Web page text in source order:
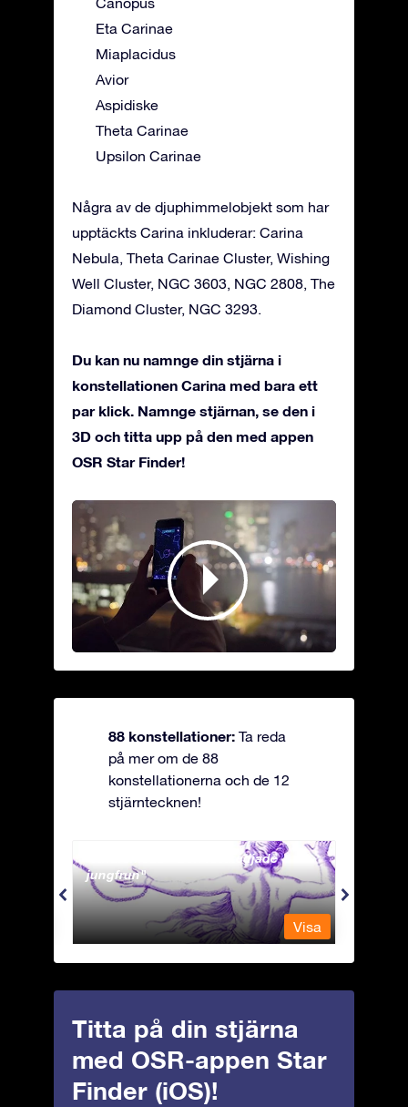
Eta Carinae
Miaplacidus
Avior
Aspidiske
Theta Carinae
Upsilon Carinae
Några av de djuphimmelobjekt som har
upptäckts Carina inkluderar: Carina
Nebula, Theta Carinae Cluster, Wishing
Well Cluster, NGC 3603, NGC 2808, The
Diamond Cluster, NGC 3293.
Du kan nu namnge din stjärna i
konstellationen Carina med bara ett
par klick. Namnge stjärnan, se den i
3D och titta upp på den med appen
OSR Star Finder!
88 konstellationer: Ta reda
på mer om de 88
konstellationerna och de 12
stjärntecknen!
Andromeda - Den fastkedjade
jungfrun
Visa
Titta på din stjärna
med OSR-appen Star
Finder (iOS)!